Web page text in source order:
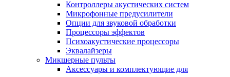
Контроллеры акустических систем
Микрофонные предусилители
Опции для звуковой обработки
Процессоры эффектов
Психоакустические процессоры
Эквалайзеры
Микшерные пульты
Аксессуары и комплектующие для